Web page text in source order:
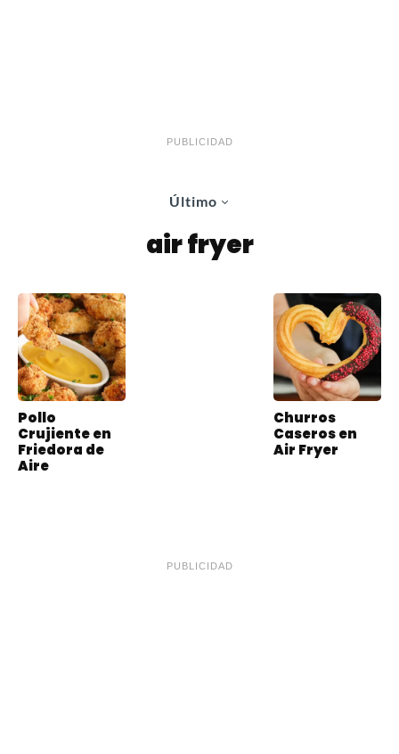
PUBLICIDAD
Último
air fryer
Pollo
Crujiente en
Friedora de
Aire
Churros
Caseros en
Air Fryer
PUBLICIDAD